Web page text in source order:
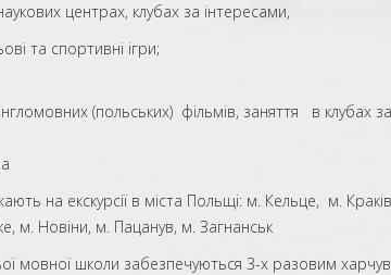
центрах, клубах за інтересами,
та спортивні ігри;
(польських) фільмів, заняття в клубах
на екскурсії в міста Польщі: м. Кельце, м.
м. Новіни, м. Пацанув, м. Загнанськ
мовної школи забезпечуються 3-х разовим